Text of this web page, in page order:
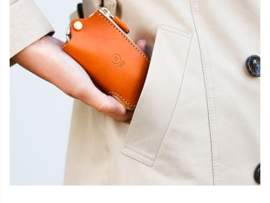
キャメル カートに入れる
チョコ カートに入れる
レッド カートに入れる
ブラック カートに入れる
キャメル：ブラウンファス
カートに入れる